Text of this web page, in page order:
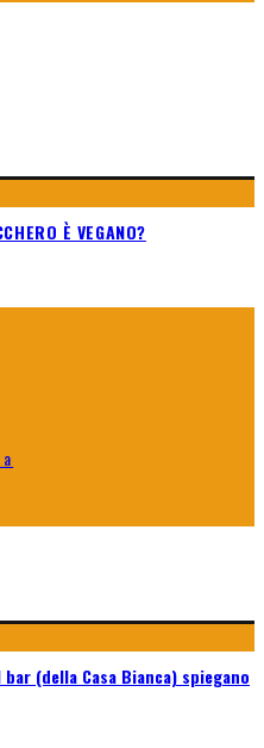
È VEGANO?
(della Casa Bianca) spiegano